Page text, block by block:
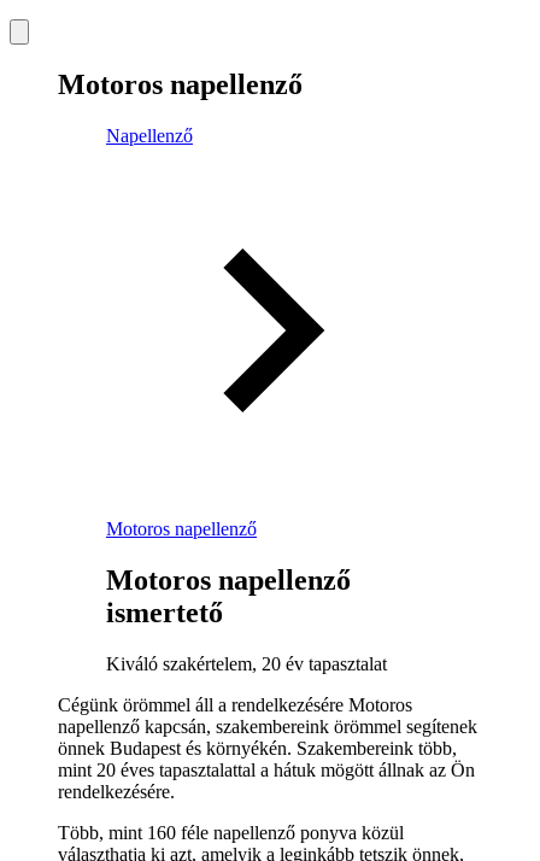
Motoros napellenző
Napellenző
Motoros napellenző
Motoros napellenző
ismertető
Kiváló szakértelem, 20 év tapasztalat
Cégünk örömmel áll a rendelkezésére Motoros
napellenző kapcsán, szakembereink örömmel segítenek
önnek Budapest és környékén. Szakembereink több,
mint 20 éves tapasztalattal a hátuk mögött állnak az Ön
rendelkezésére.
Több, mint 160 féle napellenző ponyva közül
választhatja ki azt, amelyik a leginkább tetszik önnek,